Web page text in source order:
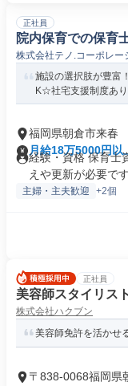
正社員
院内保育での保育
株式会社テノ.コーポレー
施設の選択肢が豊富
K☆社宅支援制度あり
福岡県朝倉市来春
月給18万5000円以
経験・資格 保育士
えや更新が必要で
主婦・主夫歓迎 +2個
正社員
美容師スタイリス
株式会社ハクブン
美容師免許を活かせ
〒838-0068福岡県